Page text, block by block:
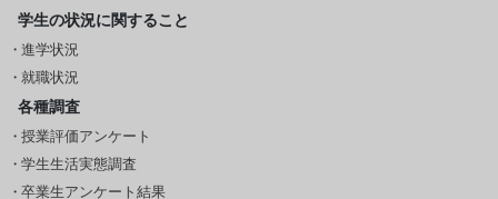
学生の状況に関すること
進学状況
就職状況
各種調査
授業評価アンケート
学生生活実態調査
卒業生アンケート結果